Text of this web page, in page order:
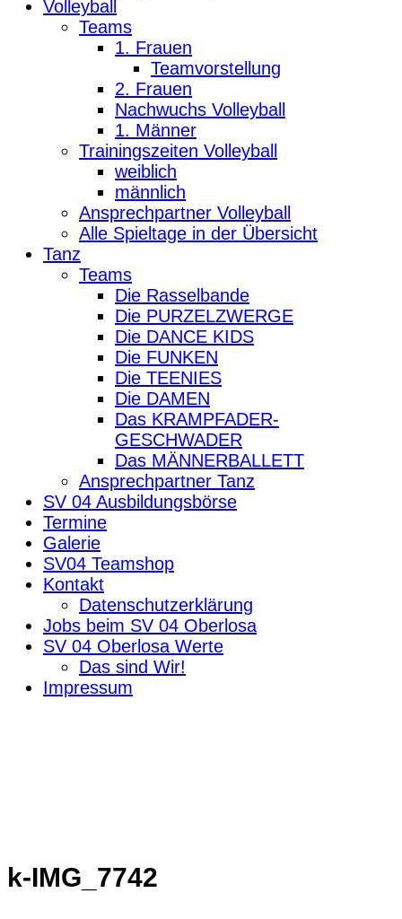
Volleyball
Teams
1. Frauen
Teamvorstellung
2. Frauen
Nachwuchs Volleyball
1. Männer
Trainingszeiten Volleyball
weiblich
männlich
Ansprechpartner Volleyball
Alle Spieltage in der Übersicht
Tanz
Teams
Die Rasselbande
Die PURZELZWERGE
Die DANCE KIDS
Die FUNKEN
Die TEENIES
Die DAMEN
Das KRAMPFADER-
GESCHWADER
Das MÄNNERBALLETT
Ansprechpartner Tanz
SV 04 Ausbildungsbörse
Termine
Galerie
SV04 Teamshop
Kontakt
Datenschutzerklärung
Jobs beim SV 04 Oberlosa
SV 04 Oberlosa Werte
Das sind Wir!
Impressum
k-IMG_7742